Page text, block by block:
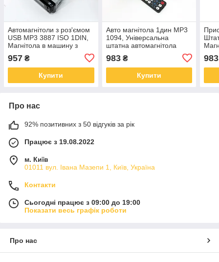
Автомагнітоли з роз'ємом
USB MP3 3887 ISO 1DIN,
Магнітола в машину з
флешкою, Автомагнітоли
1 OA-57
957 ₴
Купити
Авто магнітола 1дин MP3
1094, Універсальна
штатна автомагнітола
магнітола в машину PX-79
983₴
Купити
ukc
983
Про нас
92% позитивних з 50 відгуків за рік
Працює з 19.08.2022
м. Київ
01011 вул. Івана Мазепи 1, Київ, Україна
Контакти
Сьогодні працює з 09:00 до 19:00
Показати весь графік роботи
Про нас